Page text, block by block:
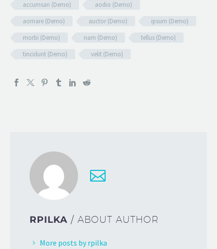
accumsan (Demo)
aodio (Demo)
aornare (Demo)
auctor (Demo)
ipsum (Demo)
morbi (Demo)
nam (Demo)
tellus (Demo)
tincidunt (Demo)
velit (Demo)
RPILKA / ABOUT AUTHOR
More posts by rpilka